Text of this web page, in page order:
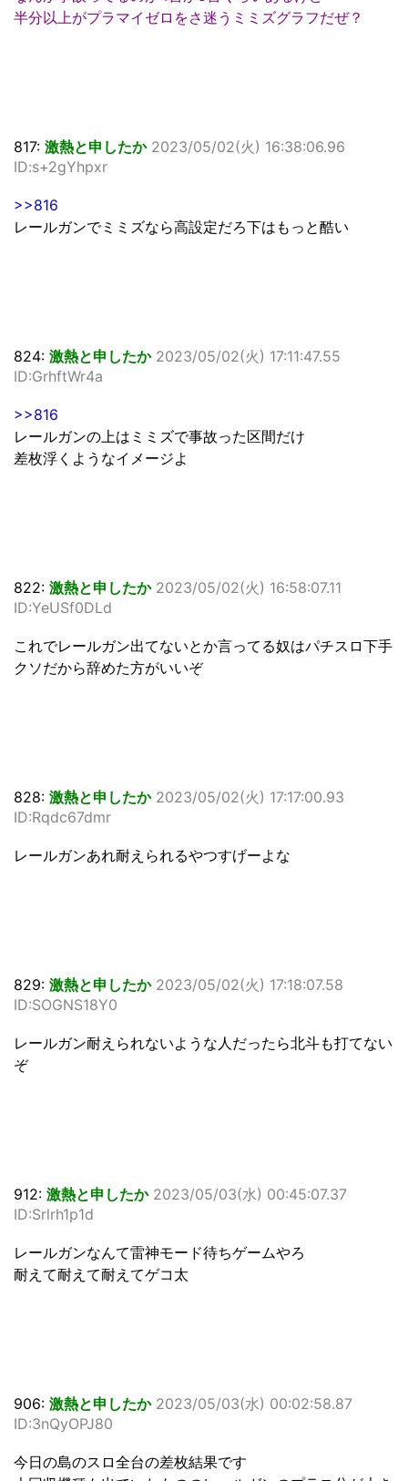
半分以上がプラマイゼロをさ迷うミミズグラフだぜ？
817: 激熱と申したか 2023/05/02(火) 16:38:06.96
ID:s+2gYhpxr
>>816
レールガンでミミズなら高設定だろ下はもっと酷い
824: 激熱と申したか 2023/05/02(火) 17:11:47.55
ID:GrhftWr4a
>>816
レールガンの上はミミズで事故った区間だけ
差枚浮くようなイメージよ
822: 激熱と申したか 2023/05/02(火) 16:58:07.11
ID:YeUSf0DLd
これでレールガン出てないとか言ってる奴はパチスロ下手
クソだから辞めた方がいいぞ
828: 激熱と申したか 2023/05/02(火) 17:17:00.93
ID:Rqdc67dmr
レールガンあれ耐えられるやつすげーよな
829: 激熱と申したか 2023/05/02(火) 17:18:07.58
ID:SOGNS18Y0
レールガン耐えられないような人だったら北斗も打てない
ぞ
912: 激熱と申したか 2023/05/03(水) 00:45:07.37
ID:Srlrh1p1d
レールガンなんて雷神モード待ちゲームやろ
耐えて耐えて耐えてゲコ太
906: 激熱と申したか 2023/05/03(水) 00:02:58.87
ID:3nQyOPJ80
今日の島のスロ全台の差枚結果です